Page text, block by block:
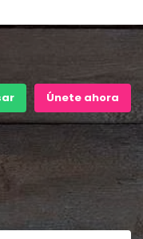
Únete ahora